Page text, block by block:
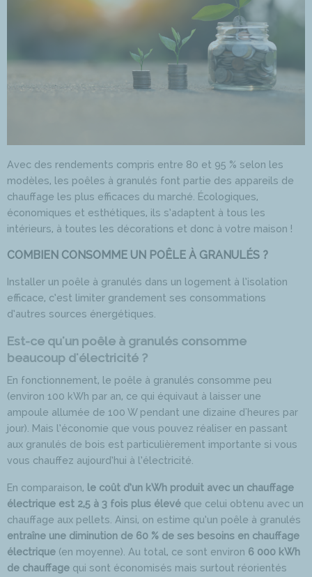
Avec des rendements compris entre 80 et 95 % selon les
modèles, les poêles à granulés font partie des appareils de
chauffage les plus efficaces du marché. Écologiques,
économiques et esthétiques, ils s’adaptent à tous les
intérieurs, à toutes les décorations et donc à votre maison !
COMBIEN CONSOMME UN POÊLE À GRANULÉS ?
Installer un poêle à granulés dans un logement à l’isolation
efficace, c’est limiter grandement ses consommations
d’autres sources énergétiques.
Est-ce qu'un poêle à granulés consomme
beaucoup d'électricité ?
En fonctionnement, le poêle à granulés consomme peu
(environ 100 kWh par an, ce qui équivaut à laisser une
ampoule allumée de 100 W pendant une dizaine d'heures par
jour). Mais l’économie que vous pouvez réaliser en passant
aux granulés de bois est particulièrement importante si vous
vous chauffez aujourd’hui à l’électricité.
En comparaison, le coût d’un kWh produit avec un chauffage
électrique est 2,5 à 3 fois plus élevé que celui obtenu avec un
chauffage aux pellets. Ainsi, on estime qu’un poêle à granulés
entraîne une diminution de 60 % de ses besoins en chauffage
électrique (en moyenne). Au total, ce sont environ 6 000 kWh
de chauffage qui sont économisés mais surtout réorientés